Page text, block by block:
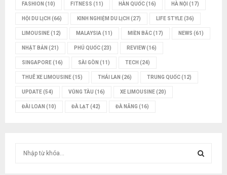
FASHION (10) FITNESS (11) HÀN QUỐC(16) HÀ NỘI (17)
HỘI DU LỊCH (66) KINH NGHIỆM DU LỊCH (27) LIFE STYLE(36)
LIMOUSINE(12) MALAYSIA (11) MIỀN BẮC(17) NEWS (61)
NHẬT BẢN (21) PHÚ QUỐC(23) REVIEW(16)
SINGAPORE(16) SÀI GÒN (11) TECH (24)
THUÊ XE LIMOUSINE(15) THÁI LAN (26) TRUNG QUỐC(12)
UPDATE(54) VŨNG TÀU (16) XE LIMOUSINE(20)
ĐÀI LOAN (10) ĐÀ LẠT(42) ĐÀ NẴNG (16)